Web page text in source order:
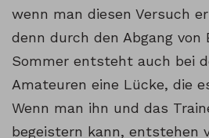
wenn man diesen Versuch
denn durch den Abgang von
Sommer entsteht auch bei
Amateuren eine Lücke, die
Wenn man ihn und das
begeistern kann, entstehen